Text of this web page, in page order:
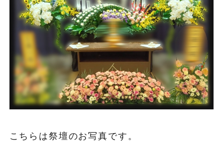
こちらは祭壇のお写真です。